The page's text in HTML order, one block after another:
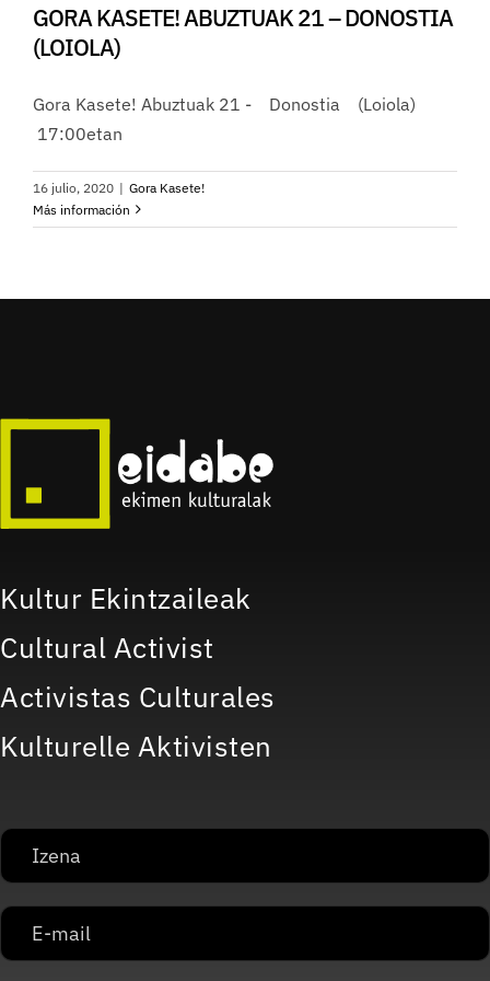
GORA KASETE! ABUZTUAK 21 – DONOSTIA
(LOIOLA)
Gora Kasete! Abuztuak 21 - Donostia (Loiola)
17:00etan
16 julio, 2020 | Gora Kasete!
Más información
Kultur Ekintzaileak
Cultural Activist
Activistas Culturales
Kulturelle Aktivisten